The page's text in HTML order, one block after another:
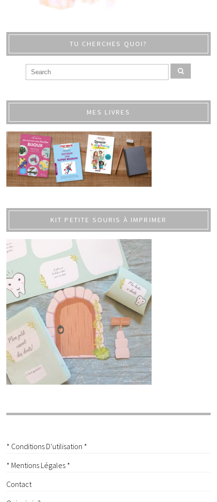
TU CHERCHES QUOI?
MES LIVRES
KIT PETITE SOURIS À IMPRIMER
* Conditions D’utilisation *
* Mentions Légales *
Contact